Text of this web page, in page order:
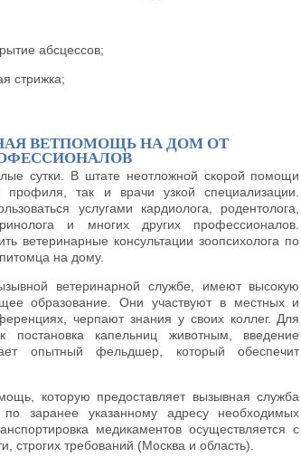
абсцессов;
стрижка;
ВЕТПОМОЩЬ НА ДОМ ОТ
сутки. В штате неотложной скорой помощи
так и врачи узкой специализации.
услугами кардиолога, родентолога,
и многих других профессионалов.
ветеринарные консультации зоопсихолога по
на дому.
ветеринарной службе, имеют высокую
образование. Они участвуют в местных и
черпают знания у своих коллег. Для
капельниц животным, введение
опытный фельдшер, который обеспечит
которую предоставляет вызывная служба
заранее указанному адресу необходимых
медикаментов осуществляется с
строгих требований (Москва и область).